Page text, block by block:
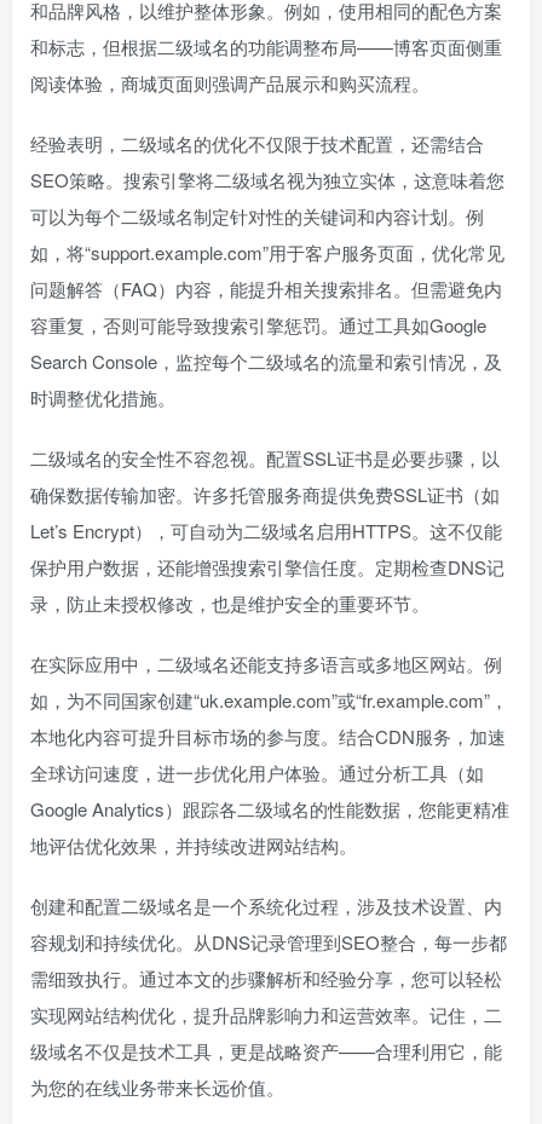
和品牌风格，以维护整体形象。例如，使用相同的配色方案
和标志，但根据二级域名的功能调整布局——博客页面侧重
阅读体验，商城页面则强调产品展示和购买流程。
经验表明，二级域名的优化不仅限于技术配置，还需结合
SEO策略。搜索引擎将二级域名视为独立实体，这意味着您
可以为每个二级域名制定针对性的关键词和内容计划。例
如，将“support.example.com”用于客户服务页面，优化常见
问题解答（FAQ）内容，能提升相关搜索排名。但需避免内
容重复，否则可能导致搜索引擎惩罚。通过工具如Google
Search Console，监控每个二级域名的流量和索引情况，及
时调整优化措施。
二级域名的安全性不容忽视。配置SSL证书是必要步骤，以
确保数据传输加密。许多托管服务商提供免费SSL证书（如
Let’s Encrypt），可自动为二级域名启用HTTPS。这不仅能
保护用户数据，还能增强搜索引擎信任度。定期检查DNS记
录，防止未授权修改，也是维护安全的重要环节。
在实际应用中，二级域名还能支持多语言或多地区网站。例
如，为不同国家创建“uk.example.com”或“fr.example.com”，
本地化内容可提升目标市场的参与度。结合CDN服务，加速
全球访问速度，进一步优化用户体验。通过分析工具（如
Google Analytics）跟踪各二级域名的性能数据，您能更精准
地评估优化效果，并持续改进网站结构。
创建和配置二级域名是一个系统化过程，涉及技术设置、内
容规划和持续优化。从DNS记录管理到SEO整合，每一步都
需细致执行。通过本文的步骤解析和经验分享，您可以轻松
实现网站结构优化，提升品牌影响力和运营效率。记住，二
级域名不仅是技术工具，更是战略资产——合理利用它，能
为您的在线业务带来长远价值。